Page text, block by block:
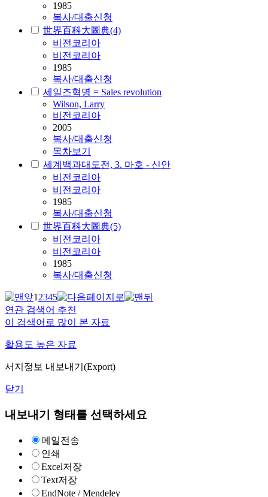
1985
복사/대출신청
世界百科大圖典(4)
비전코리아
비전코리아
1985
복사/대출신청
세일즈혁명 = Sales revolution
Wilson, Larry
비전코리아
2005
복사/대출신청
목차보기
세계백과대도전, 3. 마호 - 신안
비전코리아
비전코리아
1985
복사/대출신청
世界百科大圖典(5)
비전코리아
비전코리아
1985
복사/대출신청
12345
연관 검색어 추천
이 검색어로 많이 본 자료
활용도 높은 자료
서지정보 내보내기(Export)
닫기
내보내기 형태를 선택하세요
메일전송
인쇄
Excel저장
Text저장
EndNote / Mendeley